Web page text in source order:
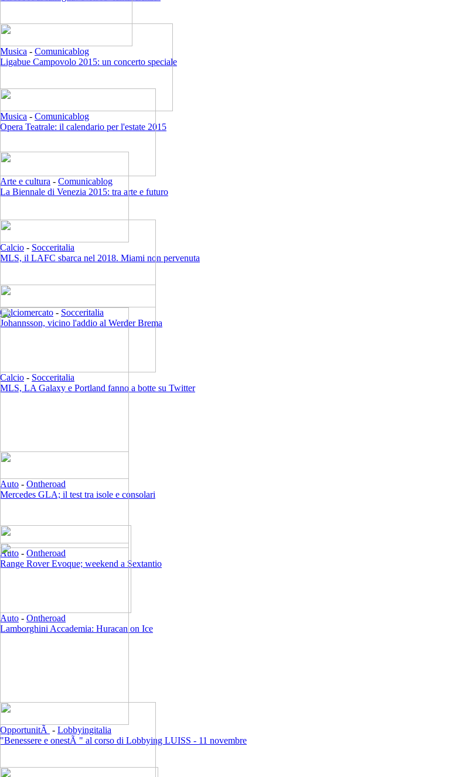
Musica - Comunicablog
Ligabue Campovolo 2015: un concerto speciale
Musica - Comunicablog
Opera Teatrale: il calendario per l'estate 2015
Arte e cultura - Comunicablog
La Biennale di Venezia 2015: tra arte e futuro
Calcio - Socceritalia
MLS, il LAFC sbarca nel 2018. Miami non pervenuta
Calciomercato - Socceritalia
Johannsson, vicino l'addio al Werder Brema
Calcio - Socceritalia
MLS, LA Galaxy e Portland fanno a botte su Twitter
Auto - Ontheroad
Mercedes GLA; il test tra isole e consolari
Auto - Ontheroad
Range Rover Evoque; weekend a Sextantio
Auto - Ontheroad
Lamborghini Accademia: Huracan on Ice
OpportunitÃ - Lobbyingitalia
"Benessere e onestÃ " al corso di Lobbying LUISS - 11 novembre